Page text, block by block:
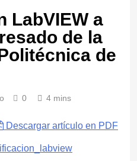
LabVIEW a
de la
de
0 4 mins
Descargar artículo en PDF